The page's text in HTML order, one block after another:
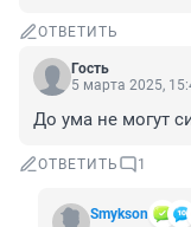
ОТВЕТИТЬ
Гость
5 марта 2025,
До ума не могут
ОТВЕТИТЬ 1
Smykson